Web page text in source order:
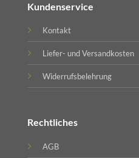
Kundenservice
Kontakt
Liefer- und Versandkosten
Widerrufsbelehrung
Rechtliches
AGB